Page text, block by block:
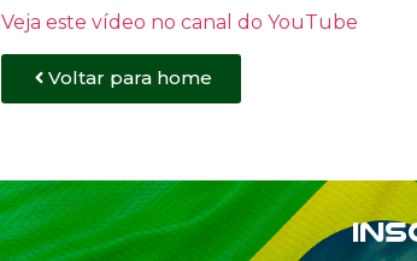
Veja este vídeo no canal do YouTube
Voltar para home